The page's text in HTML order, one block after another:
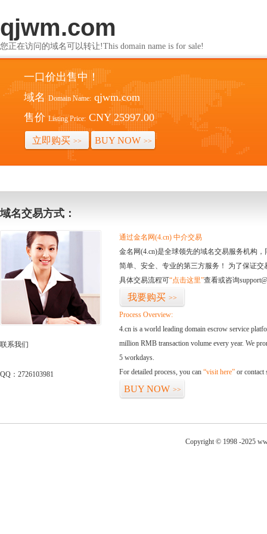
qjwm.com
您正在访问的域名可以转让!This domain name is for sale!
一口价出售中！
域名 Domain Name: qjwm.com
售价 Listing Price: CNY 25997.00
立即购买 >> BUY NOW >>
域名交易方式：
联系我们
QQ：2726103981
通过金名网(4.cn) 中介交易
金名网(4.cn)是全球领先的域名交易服务机构
简单、安全、专业的第三方服务！ 为了保证
具体交易流程可“点击这里”查看或咨询
我要购买 >>
Process Overview:
4.cn is a world leading domain escrow service
million RMB transaction volume every year. We
5 workdays.
For detailed process, you can “visit here” or contact
BUY NOW >>
Copyright © 1998 -2025